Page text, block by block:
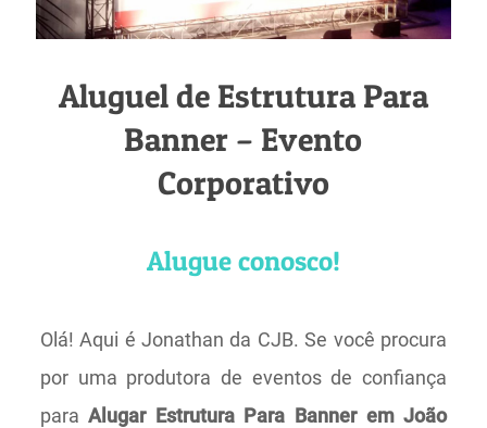
Aluguel de Estrutura Para
Banner – Evento
Corporativo
Alugue conosco!
Olá! Aqui é Jonathan da CJB. Se você procura
por uma produtora de eventos de confiança
para Alugar Estrutura Para Banner em João